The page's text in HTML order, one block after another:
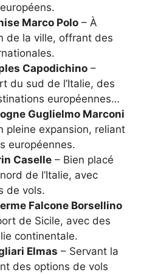
Marco Polo – À
de la ville, offrant des
Capodichino –
du sud de l’Italie, des
européennes…
Guglielmo Marconi
pleine expansion, reliant
européennes.
Caselle – Bien placé
de l’Italie, avec
de vols.
Falcone Borsellino
de Sicile, avec des
continentale.
Elmas – Servant la
des options de vols